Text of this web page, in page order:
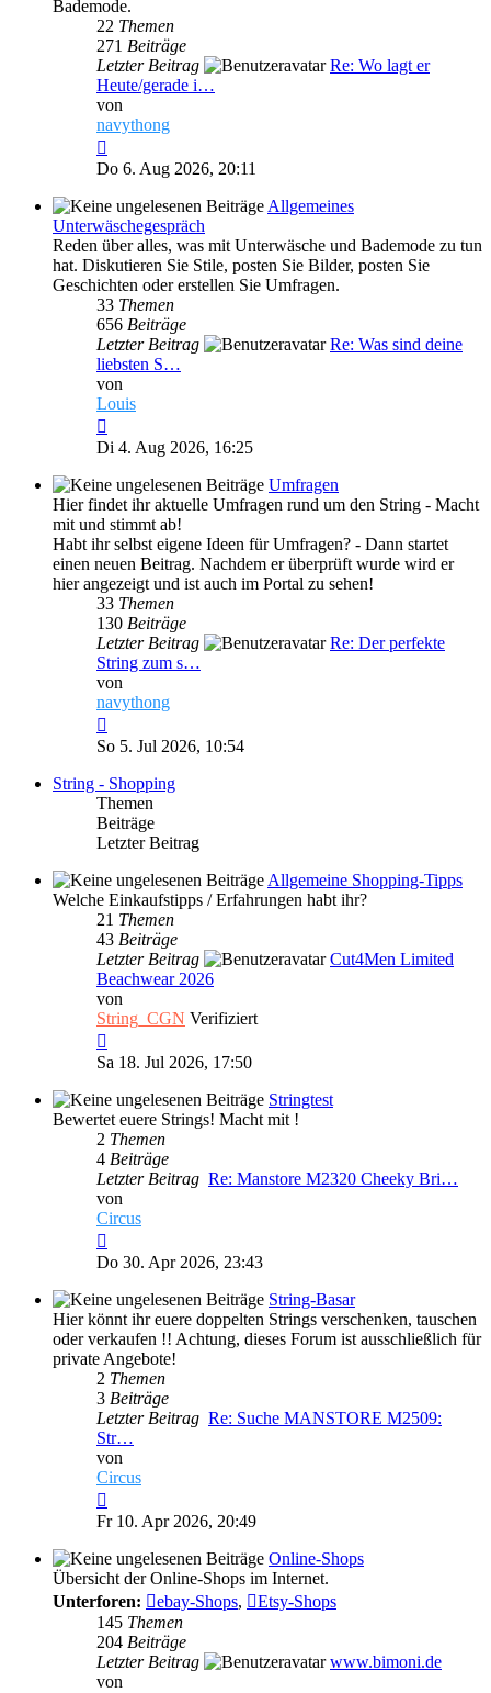
Bademode.
22 Themen
271 Beiträge
Letzter Beitrag
Re: Wo lagt er
Heute/gerade i…
von
navythong
Beitrag
Do 6. Aug 2026, 20:11
Allgemeines
Unterwäschegespräch
Reden über alles, was mit Unterwäsche und Bademode zu tun
hat. Diskutieren Sie Stile, posten Sie Bilder, posten Sie
Geschichten oder erstellen Sie Umfragen.
33 Themen
656 Beiträge
Letzter Beitrag
Re: Was sind deine
liebsten S…
von
Louis
Beitrag
Di 4. Aug 2026, 16:25
Umfragen
Hier findet ihr aktuelle Umfragen rund um den String - Macht
mit und stimmt ab!
Habt ihr selbst eigene Ideen für Umfragen? - Dann startet
einen neuen Beitrag. Nachdem er überprüft wurde wird er
hier angezeigt und ist auch im Portal zu sehen!
33 Themen
130 Beiträge
Letzter Beitrag
Re: Der perfekte
String zum s…
von
navythong
Beitrag
So 5. Jul 2026, 10:54
String - Shopping
Themen
Beiträge
Letzter Beitrag
Allgemeine Shopping-Tipps
Welche Einkaufstipps / Erfahrungen habt ihr?
21 Themen
43 Beiträge
Letzter Beitrag
Cut4Men Limited
Beachwear 2026
von
String_CGN Verifiziert
Beitrag
Sa 18. Jul 2026, 17:50
Stringtest
Bewertet euere Strings! Macht mit !
2 Themen
4 Beiträge
Letzter Beitrag Re: Manstore M2320 Cheeky Bri…
von
Circus
Beitrag
Do 30. Apr 2026, 23:43
String-Basar
Hier könnt ihr euere doppelten Strings verschenken, tauschen
oder verkaufen !! Achtung, dieses Forum ist ausschließlich für
private Angebote!
2 Themen
3 Beiträge
Letzter Beitrag Re: Suche MANSTORE M2509:
Str…
von
Circus
Beitrag
Fr 10. Apr 2026, 20:49
Online-Shops
Übersicht der Online-Shops im Internet.
Unterforen:
ebay-Shops,
Etsy-Shops
145 Themen
204 Beiträge
Letzter Beitrag
www.bimoni.de
von